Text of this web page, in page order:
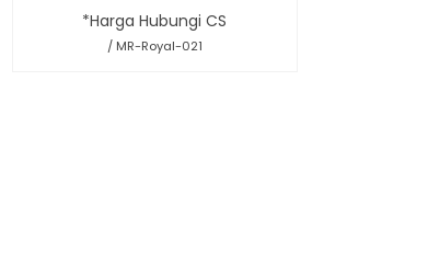
*Harga Hubungi CS
/ MR-Royal-021